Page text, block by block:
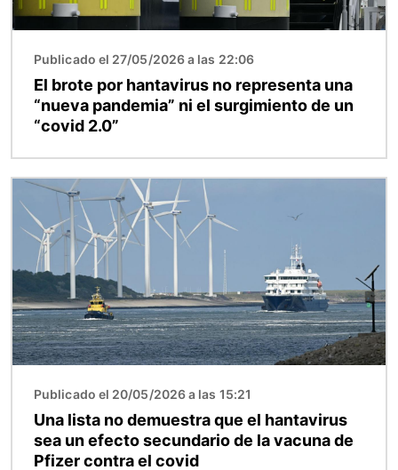
Publicado el 27/05/2026 a las 22:06
El brote por hantavirus no representa una
“nueva pandemia” ni el surgimiento de un
“covid 2.0”
Imagen
Publicado el 20/05/2026 a las 15:21
Una lista no demuestra que el hantavirus
sea un efecto secundario de la vacuna de
Pfizer contra el covid